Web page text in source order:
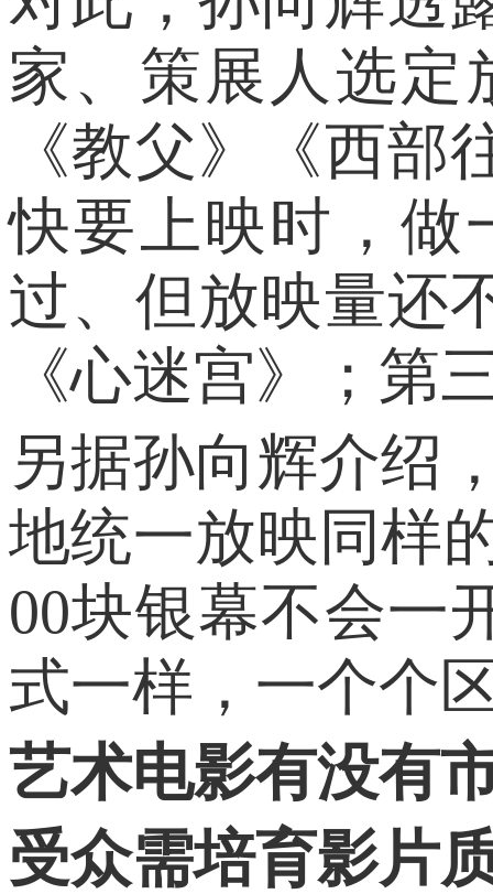
家、策展人选定
《教父》《西
快要上映时，做
过、但放映量还
《心迷宫》；第
另据孙向辉介绍
地统一放映同样
00块银幕不会一
式一样，一个个
艺术电影有没有
受众需培育影片